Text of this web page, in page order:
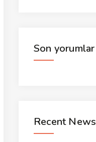
Son yorumlar
Recent News